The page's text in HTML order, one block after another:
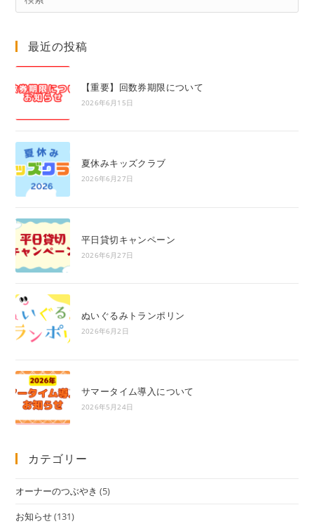
最近の投稿
【重要】回数券期限について
2026年6月15日
夏休みキッズクラブ
2026年6月27日
平日貸切キャンペーン
2026年6月27日
ぬいぐるみトランポリン
2026年6月2日
サマータイム導入について
2026年5月24日
カテゴリー
オーナーのつぶやき (5)
お知らせ(131)